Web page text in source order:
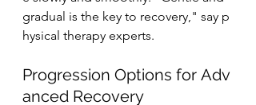
gradual is the key to recovery," say p
hysical therapy experts.
Progression Options for Adv
anced Recovery